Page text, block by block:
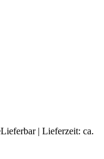
Lieferbar | Lieferzeit: ca.